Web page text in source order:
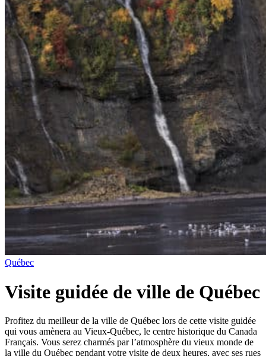
Québec
Visite guidée de ville de Québec
Profitez du meilleur de la ville de Québec lors de cette visite guidée
qui vous amènera au Vieux-Québec, le centre historique du Canada
Français. Vous serez charmés par l’atmosphère du vieux monde de
la ville du Québec pendant votre visite de deux heures, avec ses rues